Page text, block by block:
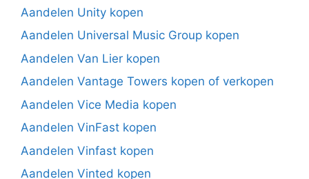
Aandelen Unity kopen
Aandelen Universal Music Group kopen
Aandelen Van Lier kopen
Aandelen Vantage Towers kopen of verkopen
Aandelen Vice Media kopen
Aandelen VinFast kopen
Aandelen Vinfast kopen
Aandelen Vinted kopen